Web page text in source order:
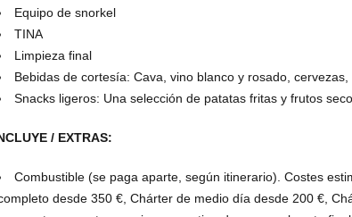
Equipo de snorkel
TINA
Limpieza final
Bebidas de cortesía: Cava, vino blanco y rosado,
Snacks ligeros: Una selección de patatas fritas y frutos
/ EXTRAS:
Combustible (se paga aparte, según itinerario). Costes
desde 350 €, Chárter de medio día desde 200 €,